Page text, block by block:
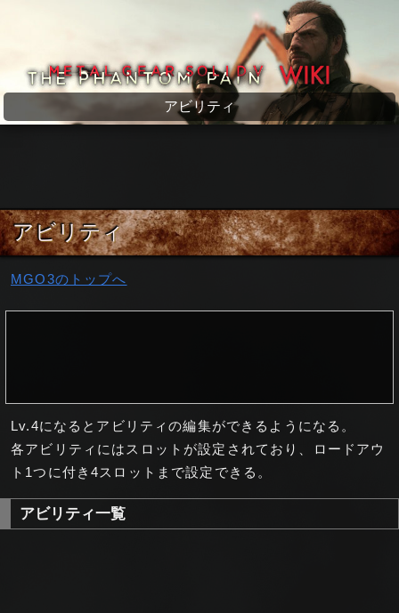
アビリティ
アビリティ
MGO3のトップへ
Lv.4になるとアビリティの編集ができるようになる。
各アビリティにはスロットが設定されており、ロードアウ
ト1つに付き4スロットまで設定できる。
アビリティ一覧